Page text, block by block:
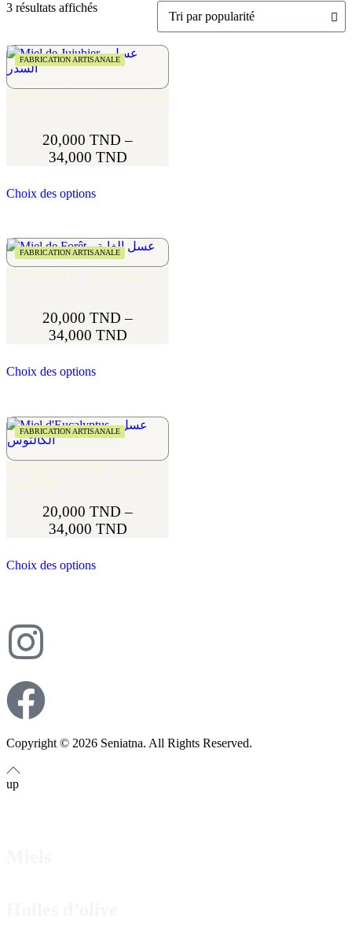
3 résultats affichés
FABRICATION ARTISANALE
20,000TND –
34,000 TND
Choix des options
FABRICATION ARTISANALE
20,000TND –
34,000 TND
Choix des options
FABRICATION ARTISANALE
20,000TND –
34,000 TND
Choix des options
Copyright © 2026 Seniatna. All Rights Reserved.
up